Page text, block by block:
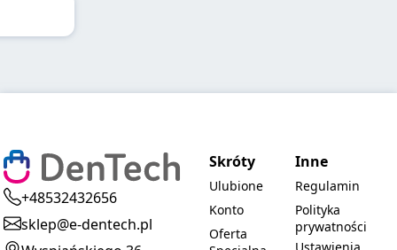
+48532432656
sklep@e-dentech.pl
Skróty
Ulubione
Konto
Oferta
Inne
Regulamin
Polityka
prywatności